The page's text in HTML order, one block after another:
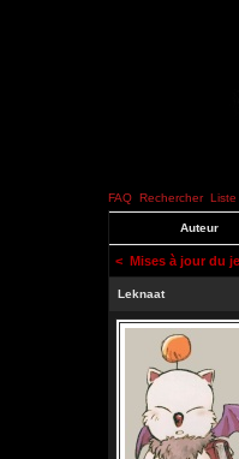
FAQ Rechercher Liste
Auteur
< Mises à jour du
Leknaat